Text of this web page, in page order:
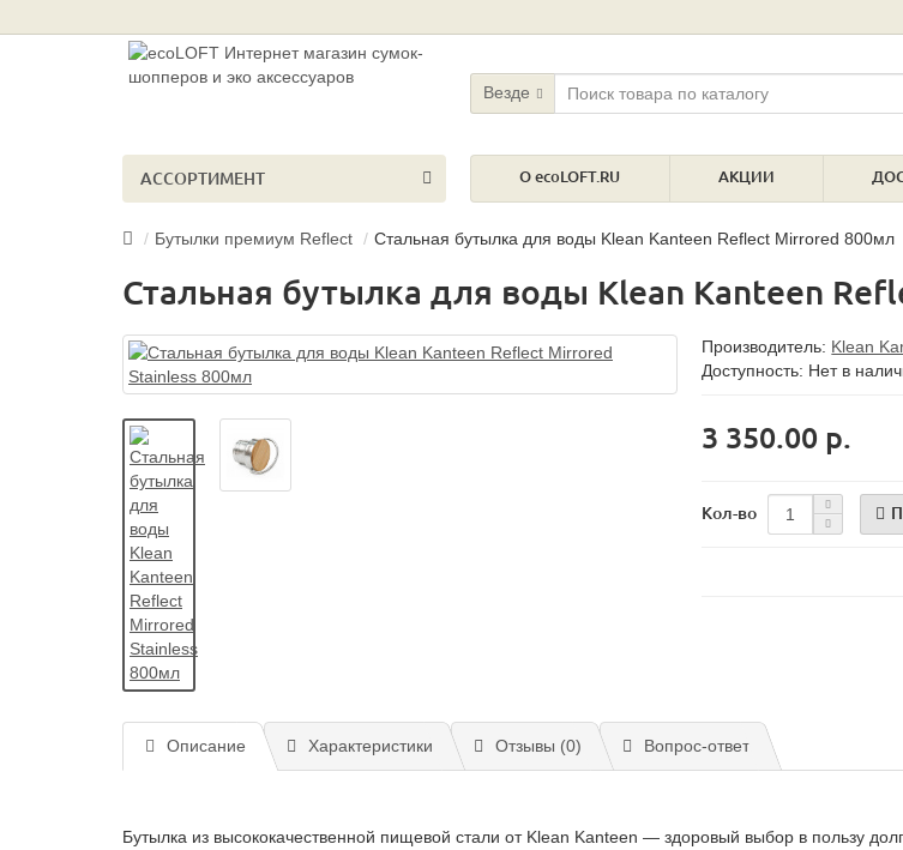
Везде
О ecoLOFT.RU АКЦИИ
АССОРТИМЕНТ
Бутылки премиум Reflect Стальная бутылка для воды Klean Kanteen Reflect Mirrored 800мл
Стальная бутылка для воды Klean Kanteen
Производитель: Klean
Доступность: Нет в
3 350.00 р.
Кол-во
Описание Характеристики Отзывы (0) Вопрос-ответ
Бутылка из высококачественной пищевой стали от Klean Kanteen — здоровый выбор в пользу